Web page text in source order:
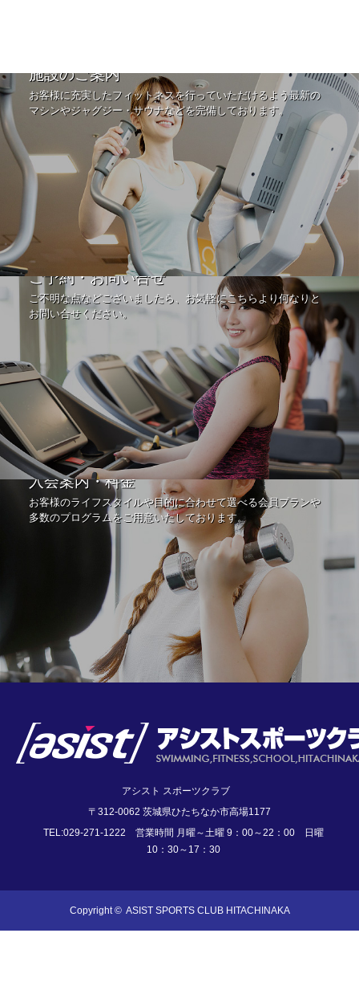
施設のご案内
お客様に充実したフィットネスを行っていただけるよう最新の
マシンやジャグジー・サウナなどを完備しております。
ご予約・お問い合せ
ご不明な点などございましたら、お気軽にこちらより何なりと
お問い合せください。
入会案内・料金
お客様のライフスタイルや目的に合わせて選べる会員プランや
多数のプログラムをご用意いたしております。
アシスト スポーツクラブ
〒312-0062 茨城県ひたちなか市高場1177
TEL:029-271-1222 営業時間 月曜～土曜 9：00～22：00 日曜
10：30～17：30
Copyright © ASIST SPORTS CLUB HITACHINAKA